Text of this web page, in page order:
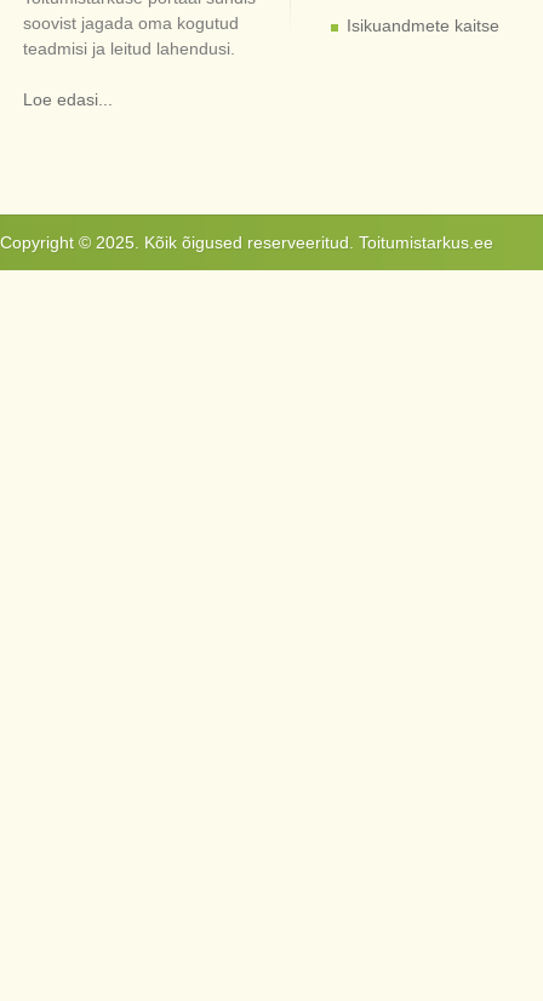
soovist jagada oma kogutud
teadmisi ja leitud lahendusi.
Loe edasi...
Isikuandmete kaitse
Copyright © 2025. Kõik õigused reserveeritud. Toitumistarkus.ee